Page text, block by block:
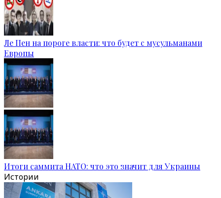
Ле Пен на пороге власти: что будет с мусульманами
Европы
Итоги саммита НАТО: что это значит для Украины
Истории